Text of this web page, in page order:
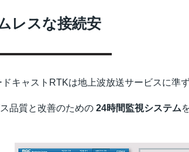
レスな接続安
ドキャストRTKは地上波放送サービスに準
品質と改善のための 24時間監視システム